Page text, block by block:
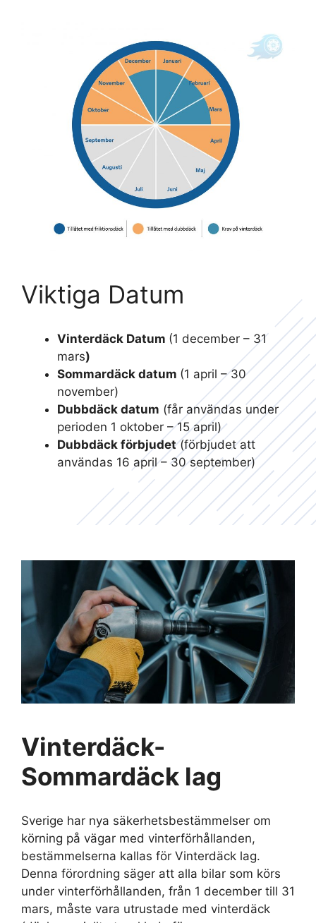
Viktiga Datum
Vinterdäck Datum (1 december – 31
mars)
Sommardäck datum (1 april – 30
november)
Dubbdäck datum (får användas under
perioden 1 oktober – 15 april)
Dubbdäck förbjudet(förbjudet att
användas 16 april – 30 september)
Vinterdäck-
Sommardäck lag
Sverige har nya säkerhetsbestämmelser om
körning på vägar med vinterförhållanden,
bestämmelserna kallas för Vinterdäck lag.
Denna förordning säger att alla bilar som körs
under vinterförhållanden, från 1 december till 31
mars, måste vara utrustade med vinterdäck